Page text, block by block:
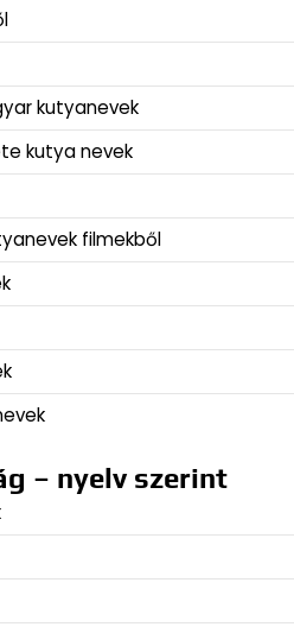
kutyanevek
kutya nevek
filmekből
– nyelv szerint